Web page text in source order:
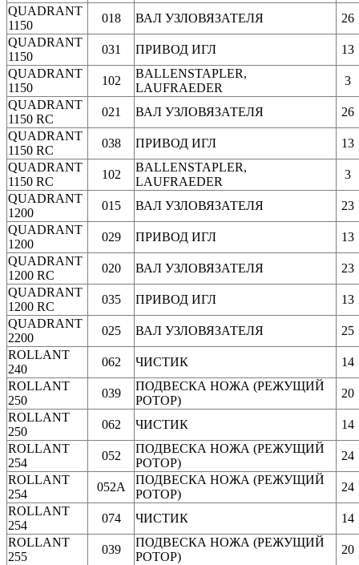
QUADRANT
1150
018 ВАЛ УЗЛОВЯЗАТЕЛЯ
26
QUADRANT
1150
031 ПРИВОД ИГЛ
13
QUADRANT
1150
102
BALLENSTAPLER,
LAUFRAEDER
3
QUADRANT
1150 RC
021 ВАЛ УЗЛОВЯЗАТЕЛЯ
26
QUADRANT
1150 RC
038 ПРИВОД ИГЛ
13
QUADRANT
1150 RC
102
BALLENSTAPLER,
LAUFRAEDER
3
QUADRANT
1200
015 ВАЛ УЗЛОВЯЗАТЕЛЯ
23
QUADRANT
1200
029 ПРИВОД ИГЛ
13
QUADRANT
1200 RC
020 ВАЛ УЗЛОВЯЗАТЕЛЯ
23
QUADRANT
1200 RC
035 ПРИВОД ИГЛ
13
QUADRANT
2200
025 ВАЛ УЗЛОВЯЗАТЕЛЯ
25
ROLLANT
240
062 ЧИСТИК
14
ROLLANT
250
039
ПОДВЕСКА НОЖА (РЕЖУЩИЙ
РОТОР)
20
ROLLANT
250
062 ЧИСТИК
14
ROLLANT
254
052
ПОДВЕСКА НОЖА (РЕЖУЩИЙ
РОТОР)
24
ROLLANT
254
052A
ПОДВЕСКА НОЖА (РЕЖУЩИЙ
РОТОР)
24
ROLLANT
254
074 ЧИСТИК
14
ROLLANT
255
039
ПОДВЕСКА НОЖА (РЕЖУЩИЙ
РОТОР)
20